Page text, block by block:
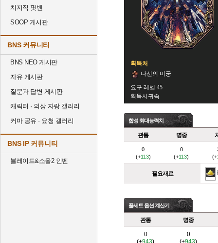
치지직 팟벤
SOOP 게시판
BNS 커뮤니티
BNS NEO 게시판
자유 게시판
질문과 답변 게시판
캐릭터 · 의상 자랑 갤러리
커마 공유 · 요청 갤러리
BNS IP 커뮤니티
블레이드&소울2 인벤
획득처
나선의 미궁
요구 레벨 45
획득시귀속
합성 최대능력치
관통 명중
0
(+113)
0
(+113)
(+
필요재료
풀세트 옵션 계산기
관통 명중
0
(+943)
0
(+943)